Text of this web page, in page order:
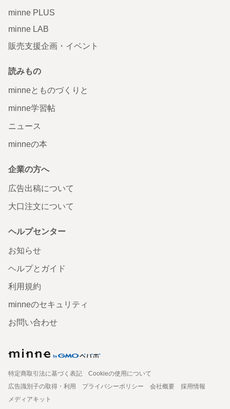
minne PLUS
minne LAB
販売支援企画・イベント
読みもの
minneとものづくりと
minne学習帖
ニュース
minneの本
企業の方へ
広告出稿について
大口注文について
ヘルプセンター
お知らせ
ヘルプとガイド
利用規約
minneのセキュリティ
お問い合わせ
特定商取引法に基づく表記
Cookieの使用について
広告識別子の取得・利用
プライバシーポリシー 会社概要
採用情報
メディアキット